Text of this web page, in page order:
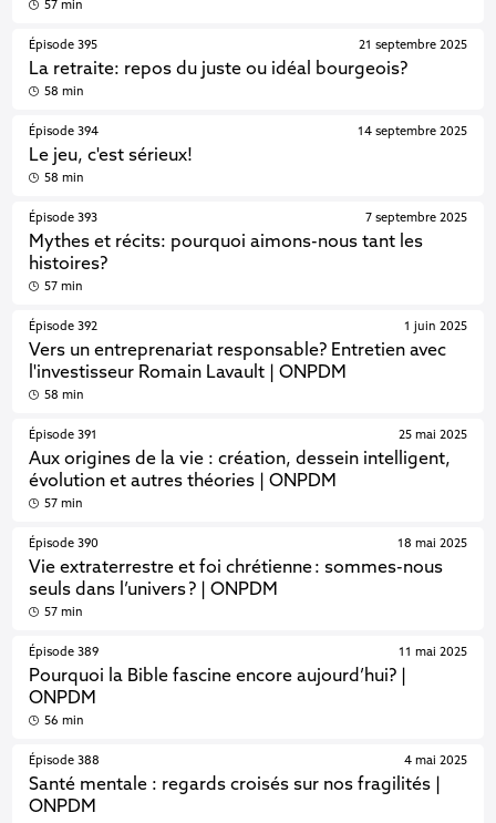
57 min
Épisode 395
La retraite: repos du juste ou idéal bourgeois?
21 septembre 2025
58 min
Épisode 394
Le jeu, c'est sérieux!
14 septembre 2025
58 min
Épisode 393
Mythes et récits: pourquoi aimons-nous tant les
histoires?
7 septembre 2025
57 min
Épisode 392
Vers un entreprenariat responsable? Entretien avec
l'investisseur Romain Lavault | ONPDM
1 juin 2025
58 min
Épisode 391
Aux origines de la vie : création, dessein intelligent,
évolution et autres théories | ONPDM
25 mai 2025
57 min
Épisode 390
Vie extraterrestre et foi chrétienne : sommes-nous
seuls dans l’univers ? | ONPDM
18 mai 2025
57 min
Épisode 389
Pourquoi la Bible fascine encore aujourd’hui? |
ONPDM
11 mai 2025
56 min
Épisode 388
Santé mentale : regards croisés sur nos fragilités |
ONPDM
4 mai 2025